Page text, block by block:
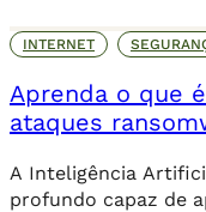
comprometer o seu
online, os danos
de dados através
INTERNET
Aprenda o que
ataques
A Inteligência
profundo capaz de